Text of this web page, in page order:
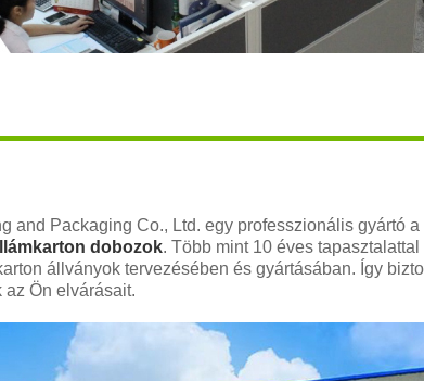
and Packaging Co., Ltd. egy professzionális gyártó a
dobozok. Több mint 10 éves tapasztalattal
állványok tervezésében és gyártásában. Így
Ön elvárásait.